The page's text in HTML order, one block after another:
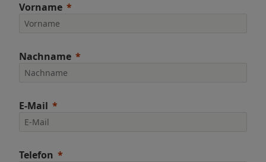
Vorname
Nachname
E-Mail
Telefon